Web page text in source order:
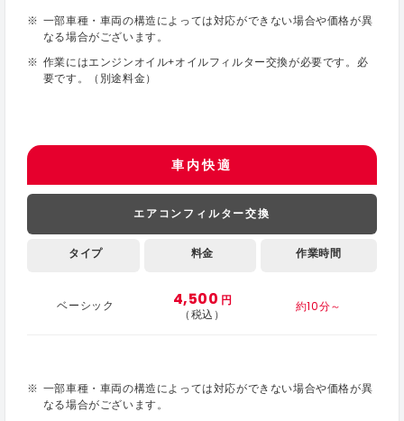
一部車種・車両の構造によっては対応ができない場合や価格が異
なる場合がございます。
作業にはエンジンオイル+オイルフィルター交換が必要です。必
要です。（別途料金）
車内快適
エアコンフィルター交換
タイプ 料金 作業時間
ベーシック 4,500 円
（税込）
約10分～
一部車種・車両の構造によっては対応ができない場合や価格が異
なる場合がございます。